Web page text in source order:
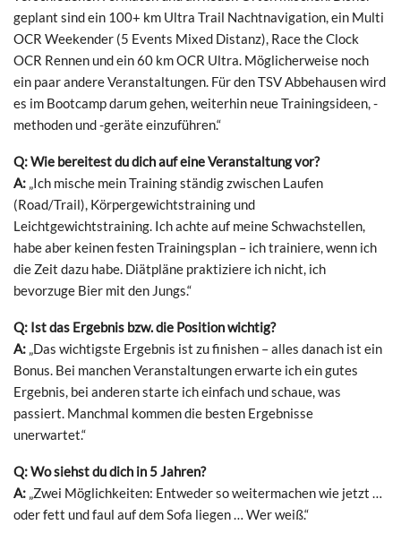
geplant sind ein 100+ km Ultra Trail Nachtnavigation, ein Multi
OCR Weekender (5 Events Mixed Distanz), Race the Clock
OCR Rennen und ein 60 km OCR Ultra. Möglicherweise noch
ein paar andere Veranstaltungen. Für den TSV Abbehausen wird
es im Bootcamp darum gehen, weiterhin neue Trainingsideen, -
methoden und -geräte einzuführen.“
Q: Wie bereitest du dich auf eine Veranstaltung vor?
A: „Ich mische mein Training ständig zwischen Laufen
(Road/Trail), Körpergewichtstraining und
Leichtgewichtstraining. Ich achte auf meine Schwachstellen,
habe aber keinen festen Trainingsplan – ich trainiere, wenn ich
die Zeit dazu habe. Diätpläne praktiziere ich nicht, ich
bevorzuge Bier mit den Jungs.“
Q: Ist das Ergebnis bzw. die Position wichtig?
A: „Das wichtigste Ergebnis ist zu finishen – alles danach ist ein
Bonus. Bei manchen Veranstaltungen erwarte ich ein gutes
Ergebnis, bei anderen starte ich einfach und schaue, was
passiert. Manchmal kommen die besten Ergebnisse
unerwartet.“
Q: Wo siehst du dich in 5 Jahren?
A: „Zwei Möglichkeiten: Entweder so weitermachen wie jetzt …
oder fett und faul auf dem Sofa liegen … Wer weiß.“